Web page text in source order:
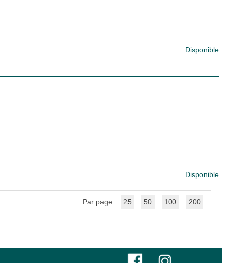
Disponible
Disponible
Par page : 25 50 100 200